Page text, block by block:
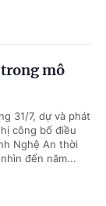
trong mô
31/7, dự và phát
công bố điều
Nghệ An thời
đến năm...